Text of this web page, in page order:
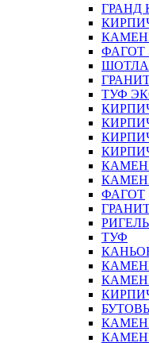
ГРАНД
ФАГОТ
ТУФ
ФАГОТ
ТУФ